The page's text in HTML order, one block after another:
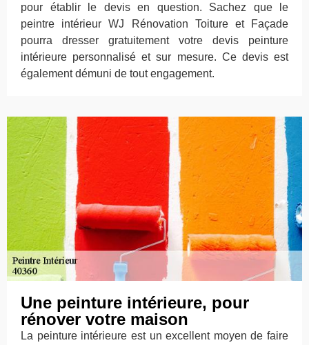
pour établir le devis en question. Sachez que le
peintre intérieur WJ Rénovation Toiture et Façade
pourra dresser gratuitement votre devis peinture
intérieure personnalisé et sur mesure. Ce devis est
également démuni de tout engagement.
Une peinture intérieure, pour
rénover votre maison
La peinture intérieure est un excellent moyen de faire